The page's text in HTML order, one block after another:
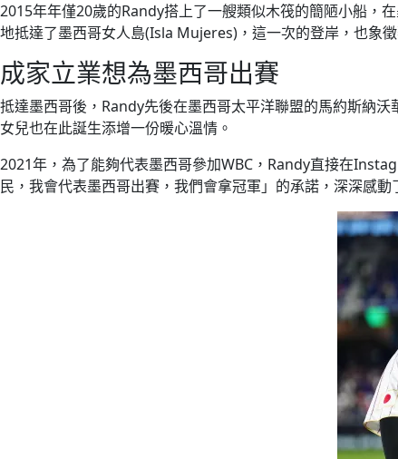
2015年年僅20歲的Randy搭上了一艘類似木筏的簡陋小船，
地抵達了墨西哥女人島(Isla Mujeres)，這一次的登岸，也象
成家立業想為墨西哥出賽
抵達墨西哥後，Randy先後在墨西哥太平洋聯盟的馬約斯納
女兒也在此誕生添增一份暖心溫情。
2021年，為了能夠代表墨西哥參加WBC，Randy直接在
民，我會代表墨西哥出賽，我們會拿冠軍」的承諾，深深感